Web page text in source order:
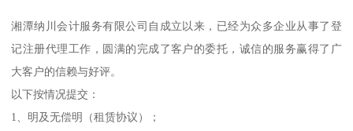
湘潭纳川会计服务有限公司自成立以来，已经为众多企业从事了登
记注册代理工作，圆满的完成了客户的委托，诚信的服务赢得了广
大客户的信赖与好评。
以下按情况提交：
1、明及无偿明（租赁协议）；